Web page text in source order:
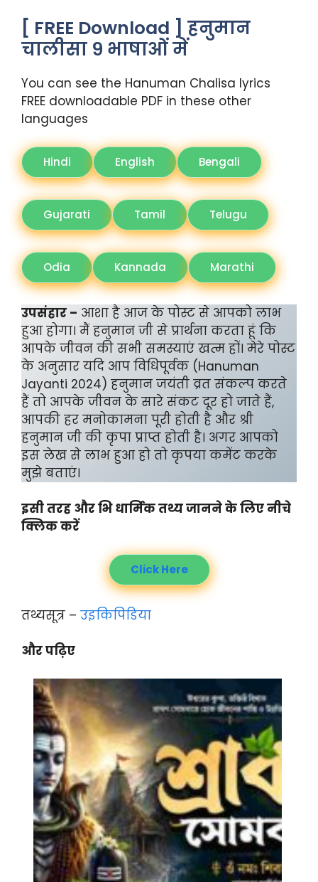
[ FREE Download ] हनुमान
चालीसा ९ भाषाओं में
You can see the Hanuman Chalisa lyrics
FREE downloadable PDF in these other
languages
Hindi English Bengali
Gujarati Tamil Telugu
Odia Kannada Marathi
उपसंहार – आशा है आज के पोस्ट से आपको लाभ
हुआ होगा। मैं हनुमान जी से प्रार्थना करता हूं कि
आपके जीवन की सभी समस्याएं खत्म हों। मेरे पोस्ट
के अनुसार यदि आप विधिपूर्वक (Hanuman
Jayanti 2024) हनुमान जयंती व्रत संकल्प करते
हैं तो आपके जीवन के सारे संकट दूर हो जाते हैं,
आपकी हर मनोकामना पूरी होती है और श्री
हनुमान जी की कृपा प्राप्त होती है। अगर आपको
इस लेख से लाभ हुआ हो तो कृपया कमेंट करके
मुझे बताएं।
इसी तरह और भि धार्मिक तथ्य जानने के लिए नीचे
क्लिक करें
Click Here
तथ्यसूत्र – उइकिपिडिया
और पढ़िए